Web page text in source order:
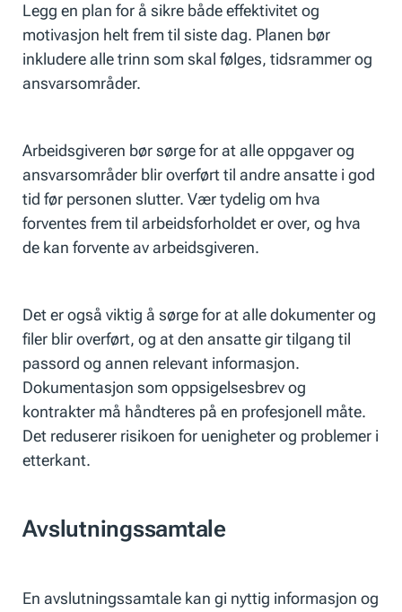
Legg en plan for å sikre både effektivitet og
motivasjon helt frem til siste dag. Planen bør
inkludere alle trinn som skal følges, tidsrammer og
ansvarsområder.
Arbeidsgiveren bør sørge for at alle oppgaver og
ansvarsområder blir overført til andre ansatte i god
tid før personen slutter. Vær tydelig om hva
forventes frem til arbeidsforholdet er over, og hva
de kan forvente av arbeidsgiveren.
Det er også viktig å sørge for at alle dokumenter og
filer blir overført, og at den ansatte gir tilgang til
passord og annen relevant informasjon.
Dokumentasjon som oppsigelsesbrev og
kontrakter må håndteres på en profesjonell måte.
Det reduserer risikoen for uenigheter og problemer i
etterkant.
Avslutningssamtale
En avslutningssamtale kan gi nyttig informasjon og